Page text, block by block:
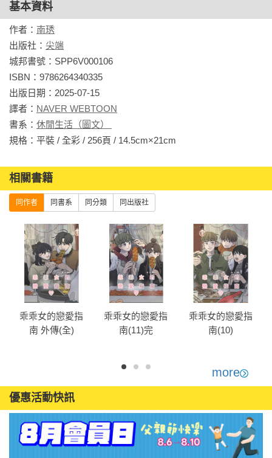
基本資料
作者： 南琇
出版社： 尖端
城邦書號：SPP6V000106
ISBN：9786264340335
出版日期：2025-07-15
譯者： NAVER WEBTOON
書系： 休閒生活（圖文）
規格：平裝 / 全彩 / 256頁 / 14.5cm×21cm
相關書籍
同作者 同書系 同分類 同出版社
乖乖女的戀愛指
南 外傳(全)
乖乖女的戀愛指
南(11)完
乖乖女的戀愛指
南(10)
more
優惠活動快訊